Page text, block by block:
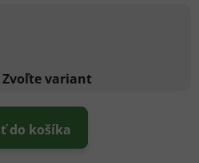
Zvoľte variant
do košíka